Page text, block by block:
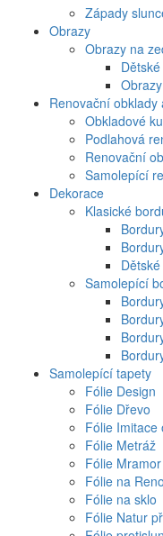
Západy
Obrazy
Obrazy na
Renovační obklady
Obkladové
Podlahová
Renovační
Samolepící
Dekorace
Klasické
Samolepící
Samolepící tapety
Fólie Design
Fólie Dřevo
Fólie Imitace
Fólie Metráž
Fólie Mramor
Fólie na
Fólie na sklo
Fólie Natur